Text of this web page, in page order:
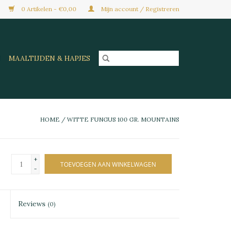
0 Artikelen - €0,00 Mijn account / Registreren
MAALTIJDEN & HAPJES
HOME / WITTE FUNGUS 100 GR. MOUNTAINS
+
-
TOEVOEGEN AAN WINKELWAGEN
Reviews(0)